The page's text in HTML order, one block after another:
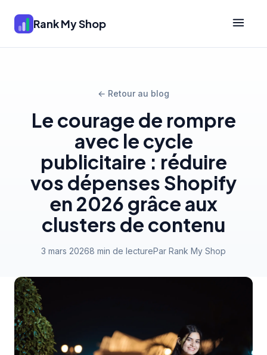
Rank My Shop
← Retour au blog
Le courage de rompre
avec le cycle
publicitaire : réduire
vos dépenses Shopify
en 2026 grâce aux
clusters de contenu
3 mars 20268 min de lecturePar Rank My Shop